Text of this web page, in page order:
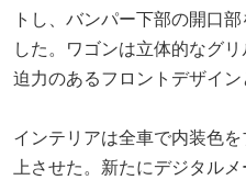
トし、バンパー下部の開口
した。ワゴンは立体的なグ
迫力のあるフロントデザイン
インテリアは全車で内装色
上させた。新たにデジタル